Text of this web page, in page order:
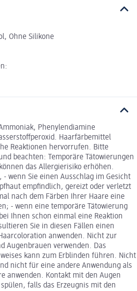
Ohne Silikone
Phenylendiamine
Haarfärbemittel
Reaktionen hervorrufen. Bitte
beachten: Temporäre Tätowierungen
das Allergierisiko erhöhen.
- wenn Sie einen Ausschlag im Gesicht
empfindlich, gereizt oder verletzt
nach dem Färben Ihrer Haare eine
- wenn eine temporäre Tätowierung
Ihnen schon einmal eine Reaktion
Sie in diesen Fällen einen
anwenden. Nicht zur
Augenbrauen verwenden. Das
kann zum Erblinden führen. Nicht
nicht für eine andere Anwendung als
anwenden. Kontakt mit den Augen
falls das Erzeugnis mit den